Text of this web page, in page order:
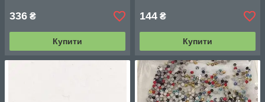
336 ₴
Купити
144 ₴
Купити